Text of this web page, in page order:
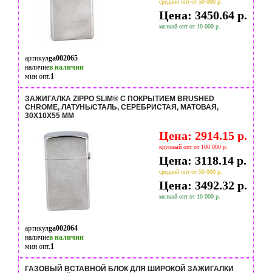
средний опт от 50 000 р.
Цена: 3450.64 р.
мелкий опт от 10 000 р.
артикулga002065
наличиев наличии
мин опт.1
ЗАЖИГАЛКА ZIPPO SLIM® С ПОКРЫТИЕМ BRUSHED
CHROME, ЛАТУНЬ/СТАЛЬ, СЕРЕБРИСТАЯ, МАТОВАЯ,
30Х10X55 ММ
Цена: 2914.15 р.
крупный опт от 100 000 р.
Цена: 3118.14 р.
средний опт от 50 000 р.
Цена: 3492.32 р.
мелкий опт от 10 000 р.
артикулga002064
наличиев наличии
мин опт.1
ГАЗОВЫЙ ВСТАВНОЙ БЛОК ДЛЯ ШИРОКОЙ ЗАЖИГАЛКИ